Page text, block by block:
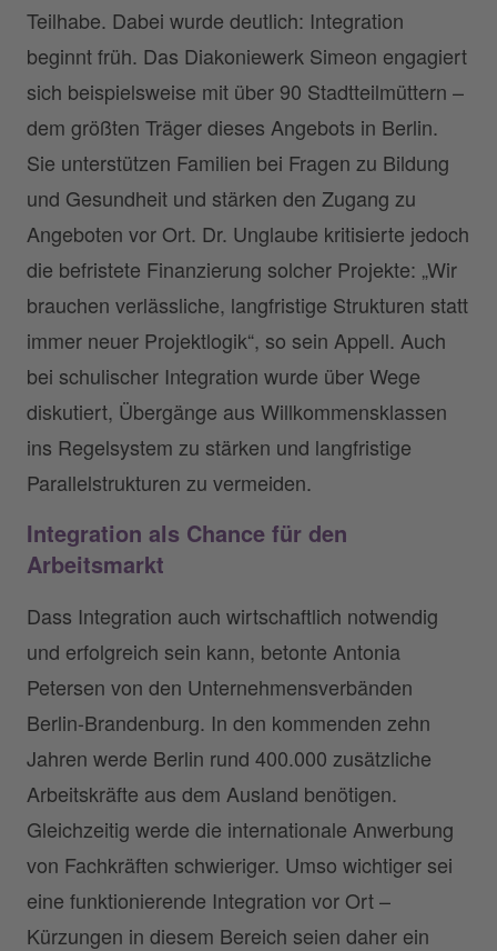
Teilhabe. Dabei wurde deutlich: Integration
beginnt früh. Das Diakoniewerk Simeon engagiert
sich beispielsweise mit über 90 Stadtteilmüttern –
dem größten Träger dieses Angebots in Berlin.
Sie unterstützen Familien bei Fragen zu Bildung
und Gesundheit und stärken den Zugang zu
Angeboten vor Ort. Dr. Unglaube kritisierte jedoch
die befristete Finanzierung solcher Projekte: „Wir
brauchen verlässliche, langfristige Strukturen statt
immer neuer Projektlogik“, so sein Appell. Auch
bei schulischer Integration wurde über Wege
diskutiert, Übergänge aus Willkommensklassen
ins Regelsystem zu stärken und langfristige
Parallelstrukturen zu vermeiden.
Integration als Chance für den
Arbeitsmarkt
Dass Integration auch wirtschaftlich notwendig
und erfolgreich sein kann, betonte Antonia
Petersen von den Unternehmensverbänden
Berlin-Brandenburg. In den kommenden zehn
Jahren werde Berlin rund 400.000 zusätzliche
Arbeitskräfte aus dem Ausland benötigen.
Gleichzeitig werde die internationale Anwerbung
von Fachkräften schwieriger. Umso wichtiger sei
eine funktionierende Integration vor Ort –
Kürzungen in diesem Bereich seien daher ein